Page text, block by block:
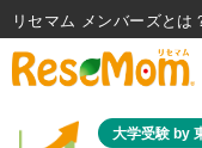
大学受験 by
リセマム メンバーズ